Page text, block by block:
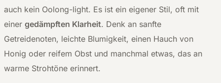
auch kein Oolong-light. Es ist ein eigener Stil, oft mit
einer gedämpften Klarheit. Denk an sanfte
Getreidenoten, leichte Blumigkeit, einen Hauch von
Honig oder reifem Obst und manchmal etwas, das an
warme Strohtöne erinnert.